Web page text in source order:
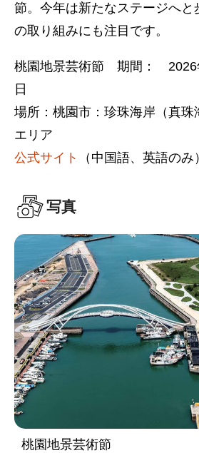
節。今年は新たなステージへと
の取り組みにも注目です。
桃園地景芸術節 期間： 2026
日
場所：桃園市：珍珠海岸（真珠
エリア
公式サイト
（中国語、英語の
写真
桃園地景芸術節